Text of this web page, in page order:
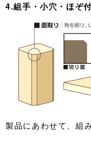
4.組手・小穴・ほぞ
製品にあわせて、組